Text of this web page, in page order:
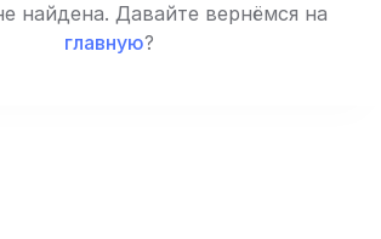
найдена. Давайте вернёмся на
главную?